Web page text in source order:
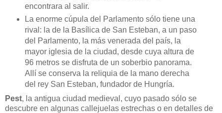
encontrara al salir.
La enorme cúpula del Parlamento sólo tiene una
rival: la de la Basílica de San Esteban, a un paso
del Parlamento, la más venerada del país, la
mayor iglesia de la ciudad, desde cuya altura de
96 metros se disfruta de un soberbio panorama.
Allí se conserva la reliquia de la mano derecha
del rey San Esteban, fundador de Hungría.
Pest, la antigua ciudad medieval, cuyo pasado sólo se
descubre en algunas callejuelas estrechas o en detalles de